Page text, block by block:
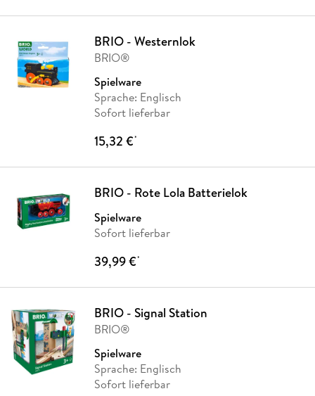
BRIO - Westernlok
BRIO®
Spielware
Sprache: Englisch
Sofort lieferbar
15,32 €*
BRIO - Rote Lola Batterielok
Spielware
Sofort lieferbar
39,99 €*
BRIO - Signal Station
BRIO®
Spielware
Sprache: Englisch
Sofort lieferbar